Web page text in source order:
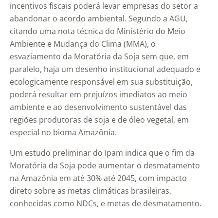
incentivos fiscais poderá levar empresas do setor a
abandonar o acordo ambiental. Segundo a AGU,
citando uma nota técnica do Ministério do Meio
Ambiente e Mudança do Clima (MMA), o
esvaziamento da Moratória da Soja sem que, em
paralelo, haja um desenho institucional adequado e
ecologicamente responsável em sua substituição,
poderá resultar em prejuízos imediatos ao meio
ambiente e ao desenvolvimento sustentável das
regiões produtoras de soja e de óleo vegetal, em
especial no bioma Amazônia.
Um estudo preliminar do Ipam indica que o fim da
Moratória da Soja pode aumentar o desmatamento
na Amazônia em até 30% até 2045, com impacto
direto sobre as metas climáticas brasileiras,
conhecidas como NDCs, e metas de desmatamento.